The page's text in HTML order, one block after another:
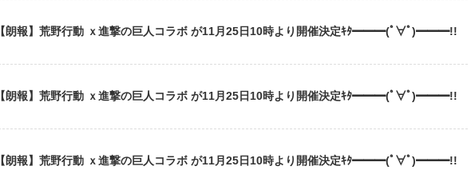
【朗報】荒野行動 ｘ進撃の巨人コラボ が11月25日10時より開催決定ｷﾀ━━━(ﾟ∀ﾟ)━━━!!
【朗報】荒野行動 ｘ進撃の巨人コラボ が11月25日10時より開催決定ｷﾀ━━━(ﾟ∀ﾟ)━━━!!
【朗報】荒野行動 ｘ進撃の巨人コラボ が11月25日10時より開催決定ｷﾀ━━━(ﾟ∀ﾟ)━━━!!